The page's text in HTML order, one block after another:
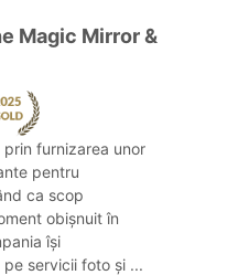
Magic Mirror &
prin furnizarea unor
pentru
ca scop
obișnuit în
își
servicii foto și ...